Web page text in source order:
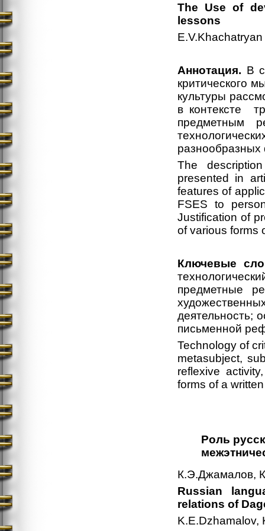
The Use of
lessons
E.V.Khachatryan
Аннотация. В
критического
культуры
в контексте
предметным
разнообразных
The
presented in
features of
FSES to
Justification of
of various forms
Ключевые
предметные
деятельность;
письменной
Technology of
metasubject,
reflexive
forms of a
Роль
К.Э.Джамалов,
Russian
relations of
K.E.Dzhamalov,